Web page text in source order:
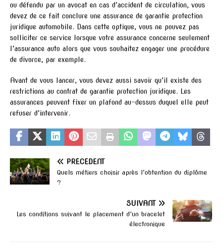
ou défendu par un avocat en cas d’accident de circulation, vous
devez de ce fait conclure une assurance de garantie protection
juridique automobile. Dans cette optique, vous ne pouvez pas
solliciter ce service lorsque votre assurance concerne seulement
l’assurance auto alors que vous souhaitez engager une procédure
de divorce, par exemple.
Avant de vous lancer, vous devez aussi savoir qu’il existe des
restrictions au contrat de garantie protection juridique. Les
assurances peuvent fixer un plafond au-dessus duquel elle peut
refuser d’intervenir.
PRÉCÉDENT
Quels métiers choisir après l’obtention du diplôme
?
SUIVANT
Les conditions suivant le placement d’un bracelet
électronique